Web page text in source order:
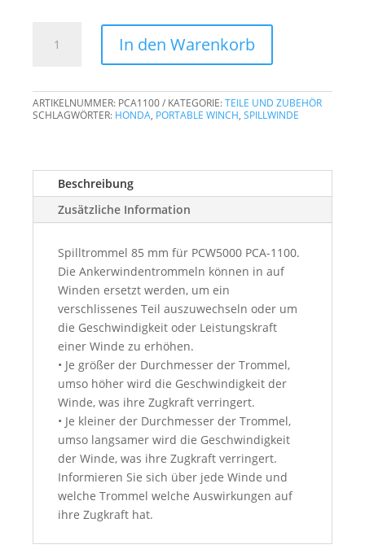
Spilltrommel
PCW5000
PCA-
In den Warenkorb
ARTIKELNUMMER: PCA1100 KATEGORIE:TEILE UND ZUBEHÖR
SCHLAGWÖRTER: HONDA, PORTABLE WINCH, SPILLWINDE
Beschreibung
Zusätzliche Information
Spilltrommel 85 mm für PCW5000 PCA-1100.
Die Ankerwindentrommeln können in auf
Winden ersetzt werden, um ein
verschlissenes Teil auszuwechseln oder um
die Geschwindigkeit oder Leistungskraft
einer Winde zu erhöhen.
• Je größer der Durchmesser der Trommel,
umso höher wird die Geschwindigkeit der
Winde, was ihre Zugkraft verringert.
• Je kleiner der Durchmesser der Trommel,
umso langsamer wird die Geschwindigkeit
der Winde, was ihre Zugkraft verringert.
Informieren Sie sich über jede Winde und
welche Trommel welche Auswirkungen auf
ihre Zugkraft hat.